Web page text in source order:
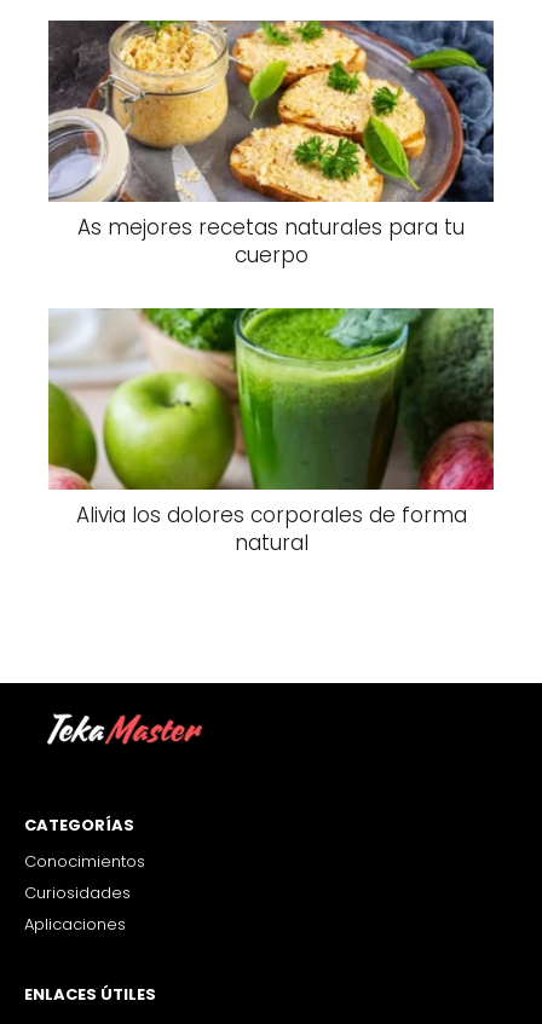
As mejores recetas naturales para tu
cuerpo
Alivia los dolores corporales de forma
natural
CATEGORÍAS
Conocimientos
Curiosidades
Aplicaciones
ENLACES ÚTILES